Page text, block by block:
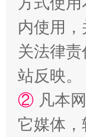
内使用
关法律
站反映。
② 凡本
它媒体